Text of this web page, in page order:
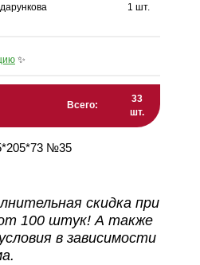
1 шт.
✨
Всего:
33
шт.
№35
скидка при
от 100 штук! А также
в зависимости